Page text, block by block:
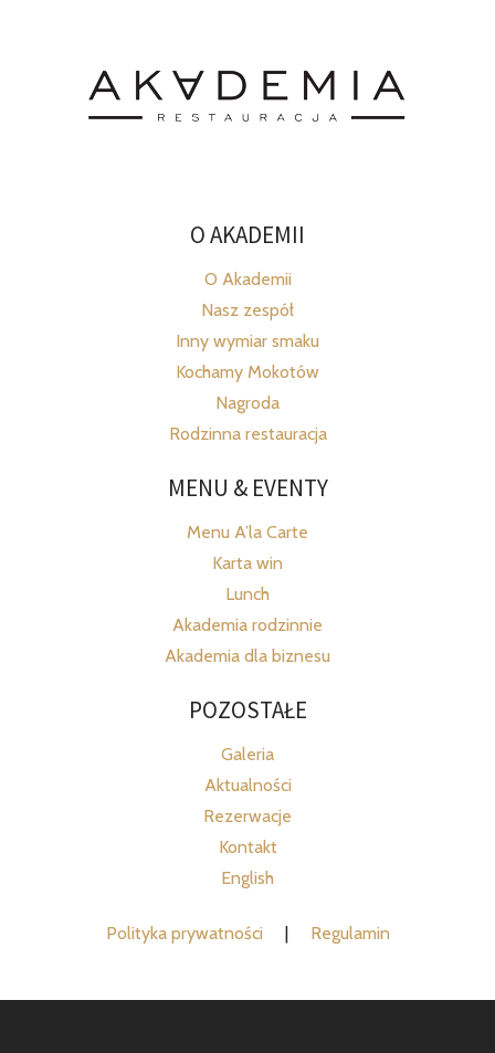
O AKADEMII
O Akademii
Nasz zespół
Inny wymiar smaku
Kochamy Mokotów
Nagroda
Rodzinna restauracja
MENU & EVENTY
Menu A’la Carte
Karta win
Lunch
Akademia rodzinnie
Akademia dla biznesu
POZOSTAŁE
Galeria
Aktualności
Rezerwacje
Kontakt
English
Polityka prywatności | Regulamin